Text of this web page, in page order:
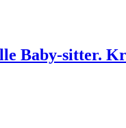
Baby-sitter.